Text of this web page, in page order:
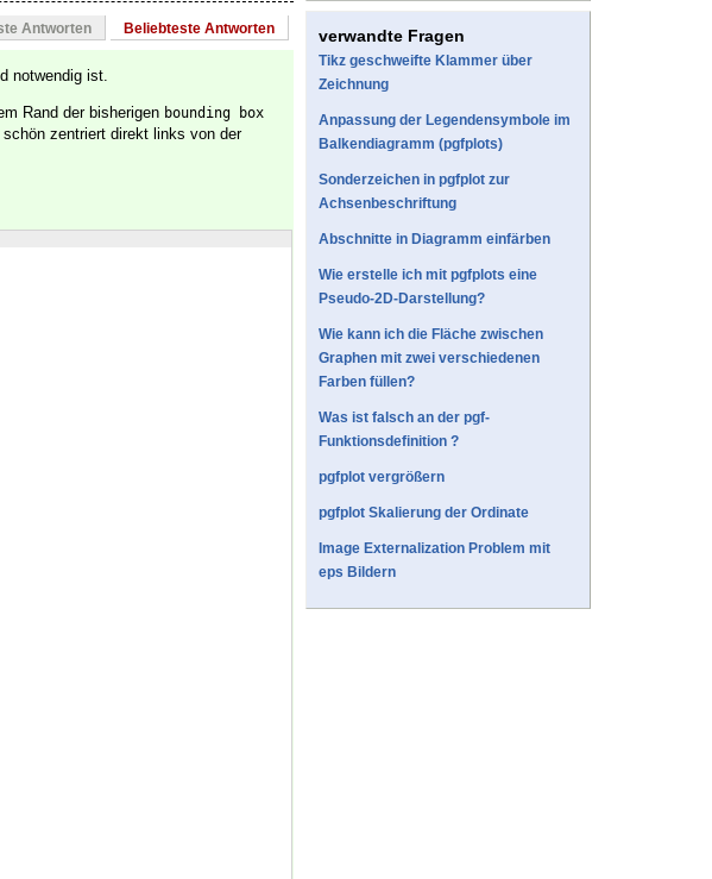
Antworten Beliebteste Antworten
notwendig ist.
Rand der bisherigen bounding box
zentriert direkt links von der
verwandte Fragen
Tikz geschweifte Klammer über
Zeichnung
Anpassung der Legendensymbole im
Balkendiagramm (pgfplots)
Sonderzeichen in pgfplot zur
Achsenbeschriftung
Abschnitte in Diagramm einfärben
Wie erstelle ich mit pgfplots eine
Pseudo-2D-Darstellung?
Wie kann ich die Fläche zwischen
Graphen mit zwei verschiedenen
Farben füllen?
Was ist falsch an der pgf-
Funktionsdefinition ?
pgfplot vergrößern
pgfplot Skalierung der Ordinate
Image Externalization Problem mit
eps Bildern